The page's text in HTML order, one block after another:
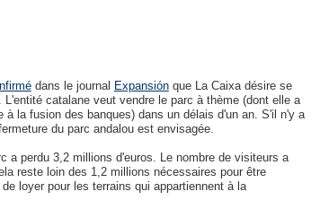
dans le journal Expansiónque La Caixa désire se
L'entité catalane veut vendre le parc à thème (dont elle a
à la fusion des banques) dans un délais d'un an. S'il n'y a
du parc andalou est envisagée.
a perdu 3,2 millions d'euros. Le nombre de visiteurs a
reste loin des 1,2 millions nécessaires pour être
loyer pour les terrains qui appartiennent à la